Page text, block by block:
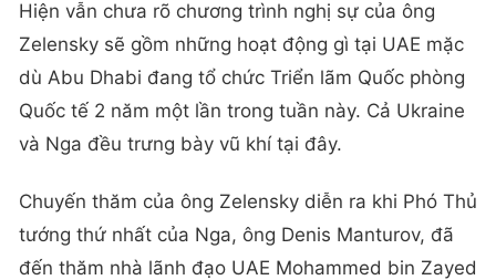
Hiện vẫn chưa rõ chương trình nghị sự của ông
Zelensky sẽ gồm những hoạt động gì tại UAE mặc
dù Abu Dhabi đang tổ chức Triển lãm Quốc phòng
Quốc tế 2 năm một lần trong tuần này. Cả Ukraine
và Nga đều trưng bày vũ khí tại đây.
Chuyến thăm của ông Zelensky diễn ra khi Phó Thủ
tướng thứ nhất của Nga, ông Denis Manturov, đã
đến thăm nhà lãnh đạo UAE Mohammed bin Zayed